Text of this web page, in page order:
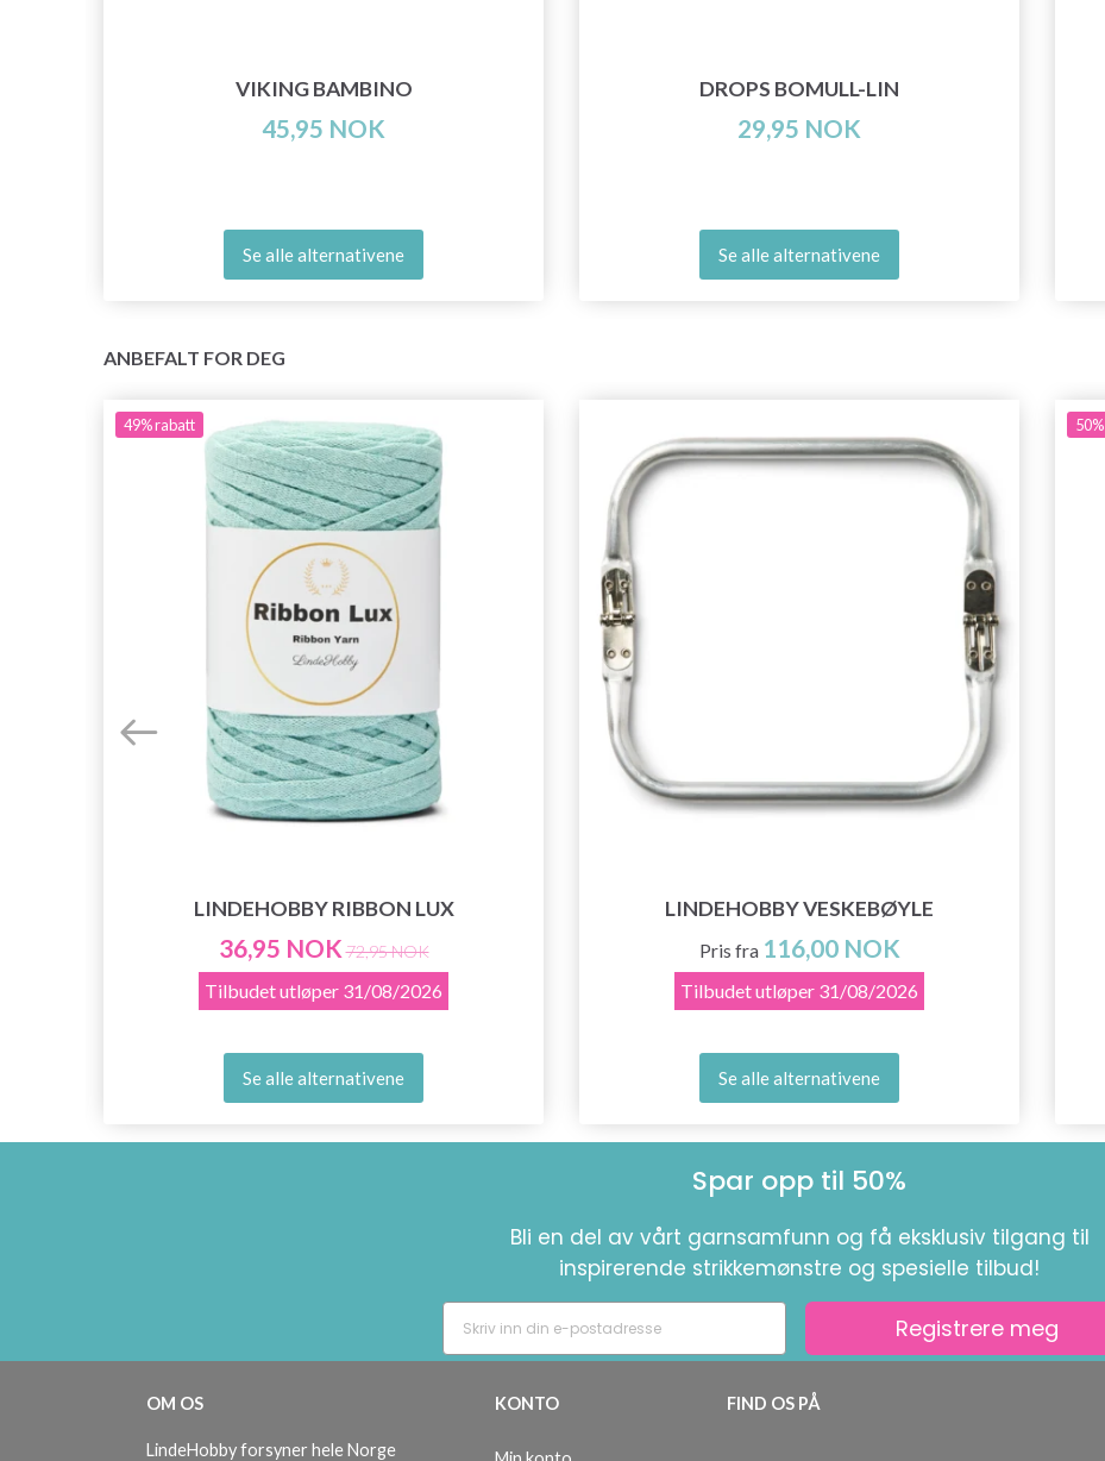
VIKING BAMBINO
45,95 NOK
Se alle alternativene
DROPS BOMULL-LIN
29,95 NOK
Se alle alternativene
ANBEFALT FOR DEG
49%rabatt
LINDEHOBBY RIBBON LUX
36,95 NOK 72,95 NOK
Tilbudet utløper 31/08/2026
Se alle alternativene
LINDEHOBBY VESKEBØYLE
Pris fra 116,00 NOK
Tilbudet utløper 31/08/2026
Se alle alternativene
50%
Spar opp til 50%
Bli en del av vårt garnsamfunn og få eksklusiv tilgang til
inspirerende strikkemønstre og spesielle tilbud!
Registrere meg
OM OS
LindeHobby forsyner hele Norge
KONTO FIND OS PÅ